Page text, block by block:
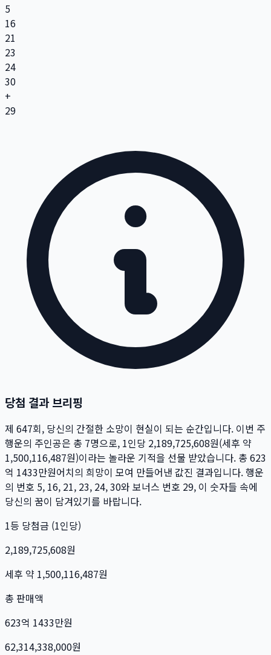
5
16
21
23
24
30
+
29
당첨 결과 브리핑
제 647회, 당신의 간절한 소망이 현실이 되는 순간입니다. 이번 주
행운의 주인공은 총 7명으로, 1인당 2,189,725,608원(세후 약
1,500,116,487원)이라는 놀라운 기적을 선물 받았습니다. 총 623
억 1433만원어치의 희망이 모여 만들어낸 값진 결과입니다. 행운
의 번호 5, 16, 21, 23, 24, 30와 보너스 번호 29, 이 숫자들 속에
당신의 꿈이 담겨있기를 바랍니다.
1등 당첨금 (1인당)
2,189,725,608원
세후 약 1,500,116,487원
총 판매액
623억 1433만원
62,314,338,000원